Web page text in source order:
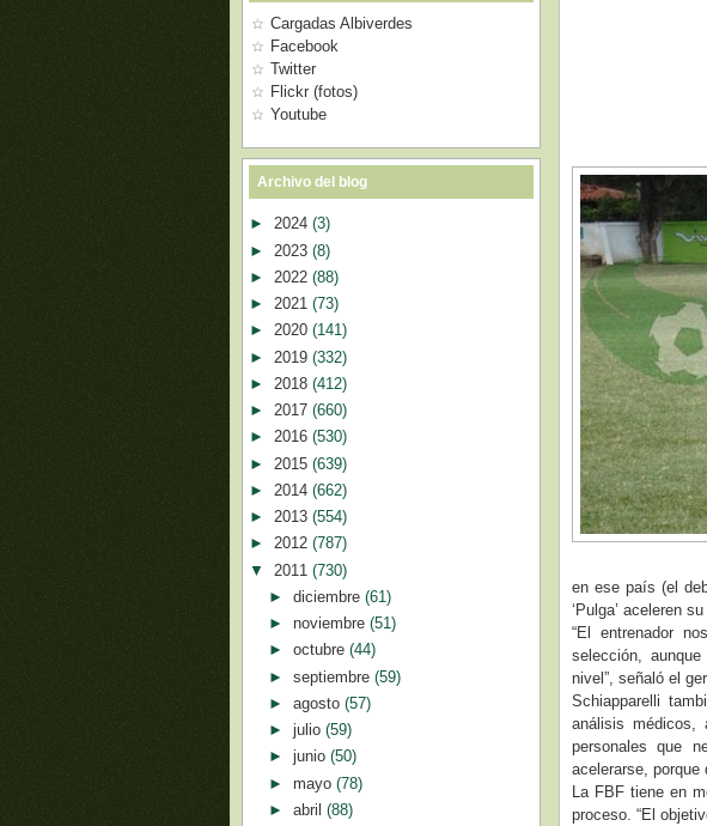
en ese país (el
‘Pulga’ aceleren
“El entrenador
selección,
nivel”, señaló el
Schiapparelli
análisis médicos,
personales que
acelerarse, porque
La FBF tiene en
proceso. “El
Cargadas Albiverdes
Facebook
Twitter
Flickr (fotos)
Youtube
Archivo del blog
► 2024 (3)
► 2023 (8)
► 2022 (88)
► 2021 (73)
► 2020 (141)
► 2019 (332)
► 2018 (412)
► 2017 (660)
► 2016 (530)
► 2015 (639)
► 2014 (662)
► 2013 (554)
► 2012 (787)
▼ 2011 (730)
► diciembre (61)
► noviembre (51)
► octubre (44)
► septiembre (59)
► agosto (57)
► julio (59)
► junio (50)
► mayo (78)
► abril (88)